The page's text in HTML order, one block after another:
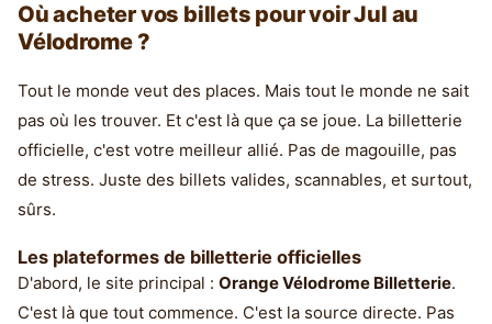
Où acheter vos billets pour voir Jul au
Vélodrome ?
Tout le monde veut des places. Mais tout le monde ne sait
pas où les trouver. Et c'est là que ça se joue. La billetterie
officielle, c'est votre meilleur allié. Pas de magouille, pas
de stress. Juste des billets valides, scannables, et surtout,
sûrs.
Les plateformes de billetterie officielles
D'abord, le site principal : Orange Vélodrome Billetterie.
C'est là que tout commence. C'est la source directe. Pas